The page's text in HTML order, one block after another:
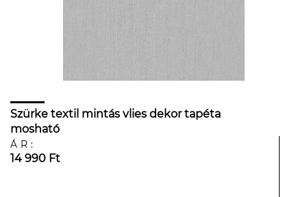
Szürke textil mintás vlies dekor tapéta
mosható
ÁR:
14 990 Ft